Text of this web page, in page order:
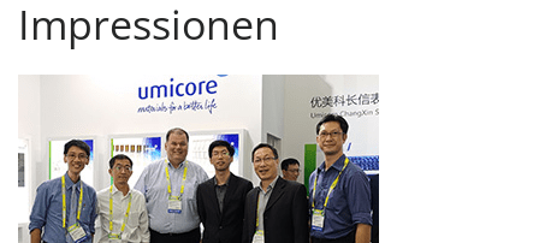
Impressionen